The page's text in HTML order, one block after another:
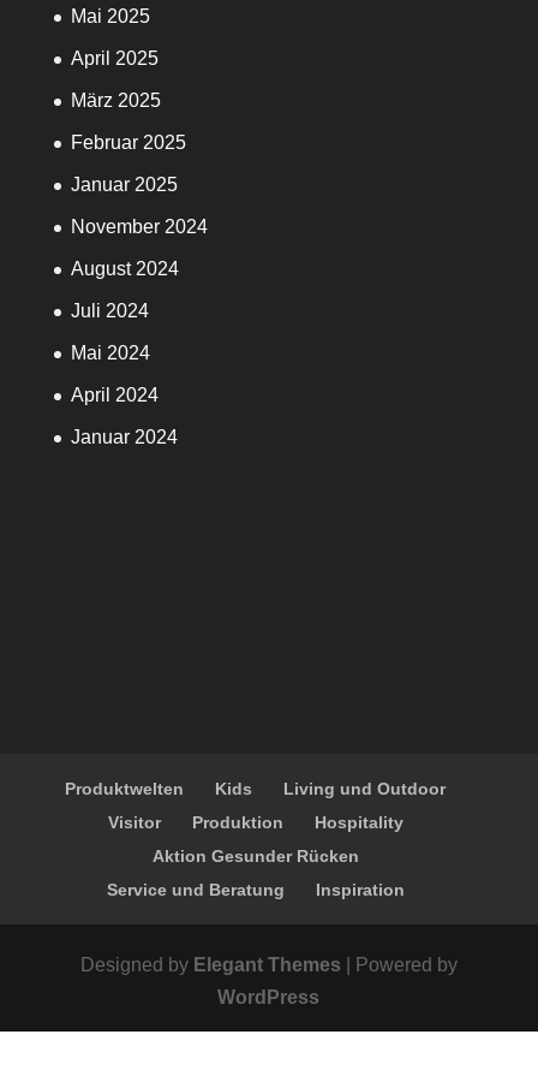
Mai 2025
April 2025
März 2025
Februar 2025
Januar 2025
November 2024
August 2024
Juli 2024
Mai 2024
April 2024
Januar 2024
Produktwelten Kids
Living und Outdoor
Visitor
Produktion
Hospitality
Aktion Gesunder Rücken
Service und Beratung
Inspiration
Designed by Elegant Themes | Powered by
WordPress